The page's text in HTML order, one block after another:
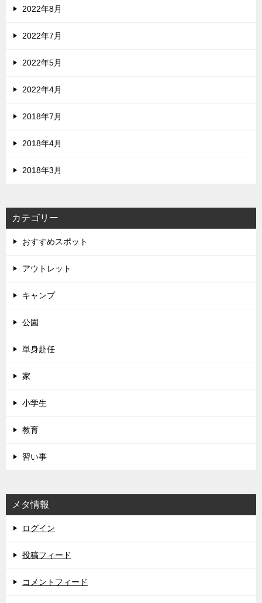
2022年8月
2022年7月
2022年5月
2022年4月
2018年7月
2018年4月
2018年3月
カテゴリー
おすすめスポット
アウトレット
キャンプ
公園
単身赴任
家
小学生
教育
習い事
メタ情報
ログイン
投稿フィード
コメントフィード